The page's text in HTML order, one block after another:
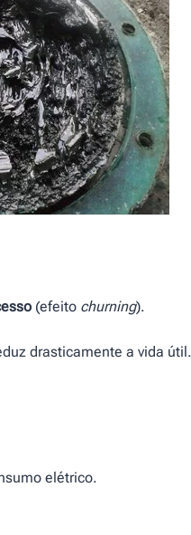
(efeito churning).
drasticamente a vida útil.
elétrico.